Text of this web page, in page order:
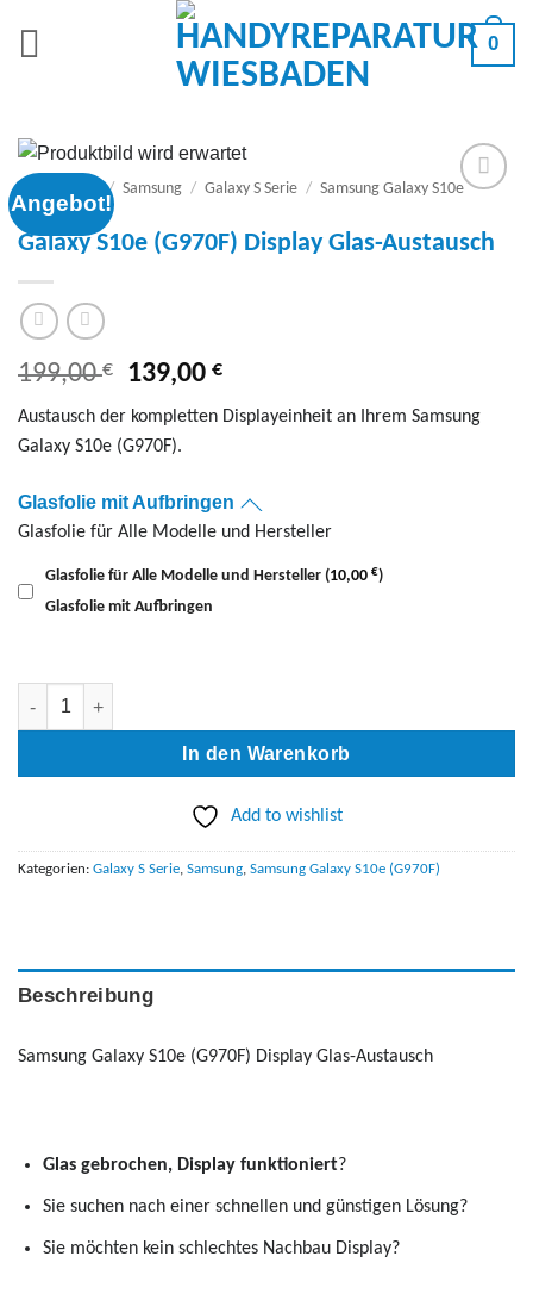
0
Angebot!
wishlist
/ Samsung / Galaxy S Serie / Samsung Galaxy S10e
(G970F)
Galaxy S10e (G970F) Display Glas-Austausch
199,00€
Ursprünglicher
war:
199,00 €
139,00€Aktueller
ist:
Austausch der kompletten Displayeinheit an Ihrem Samsung
Galaxy S10e (G970F).
Glasfolie mit Aufbringen
Glasfolie für Alle Modelle und Hersteller
Glasfolie für Alle Modelle und Hersteller (10,00 €)
Glasfolie mit Aufbringen
Galaxy S10e (G970F) Display Glas-Austausch Menge
In den Warenkorb
Add to wishlist
Kategorien: Galaxy S Serie, Samsung, Samsung Galaxy S10e (G970F)
Beschreibung
Samsung Galaxy S10e (G970F) Display Glas-Austausch
Glas gebrochen, Display funktioniert?
Sie suchen nach einer schnellen und günstigen Lösung?
Sie möchten kein schlechtes Nachbau Display?